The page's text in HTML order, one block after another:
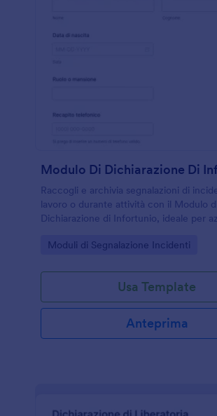
Modulo Di Dichiarazione Di
Raccogli e archivia segnalazioni di
lavoro o durante attività con il Modulo di
Dichiarazione di Infortunio, ideale per
ordinata con Jotform.
Go to Category:
Moduli di Segnalazione Incidenti
Usa Template
Anteprima